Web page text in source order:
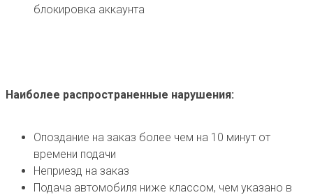
блокировка аккаунта
Наиболее распространенные нарушения:
Опоздание на заказ более чем на 10 минут от
времени подачи
Неприезд на заказ
Подача автомобиля ниже классом, чем указано в